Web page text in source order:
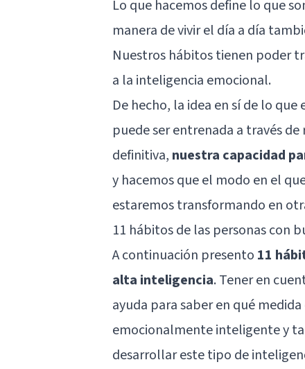
Lo que hacemos define lo que
manera de vivir el día a día
Nuestros hábitos tienen poder
a la inteligencia emocional.
De hecho, la idea en sí de lo
puede ser entrenada a través
definitiva, nuestra capacidad
y hacemos que el modo en el
estaremos transformando en
11 hábitos de las personas con
A continuación presento 11
alta inteligencia. Tener en
ayuda para saber en qué
emocionalmente inteligente y
desarrollar estetipo de